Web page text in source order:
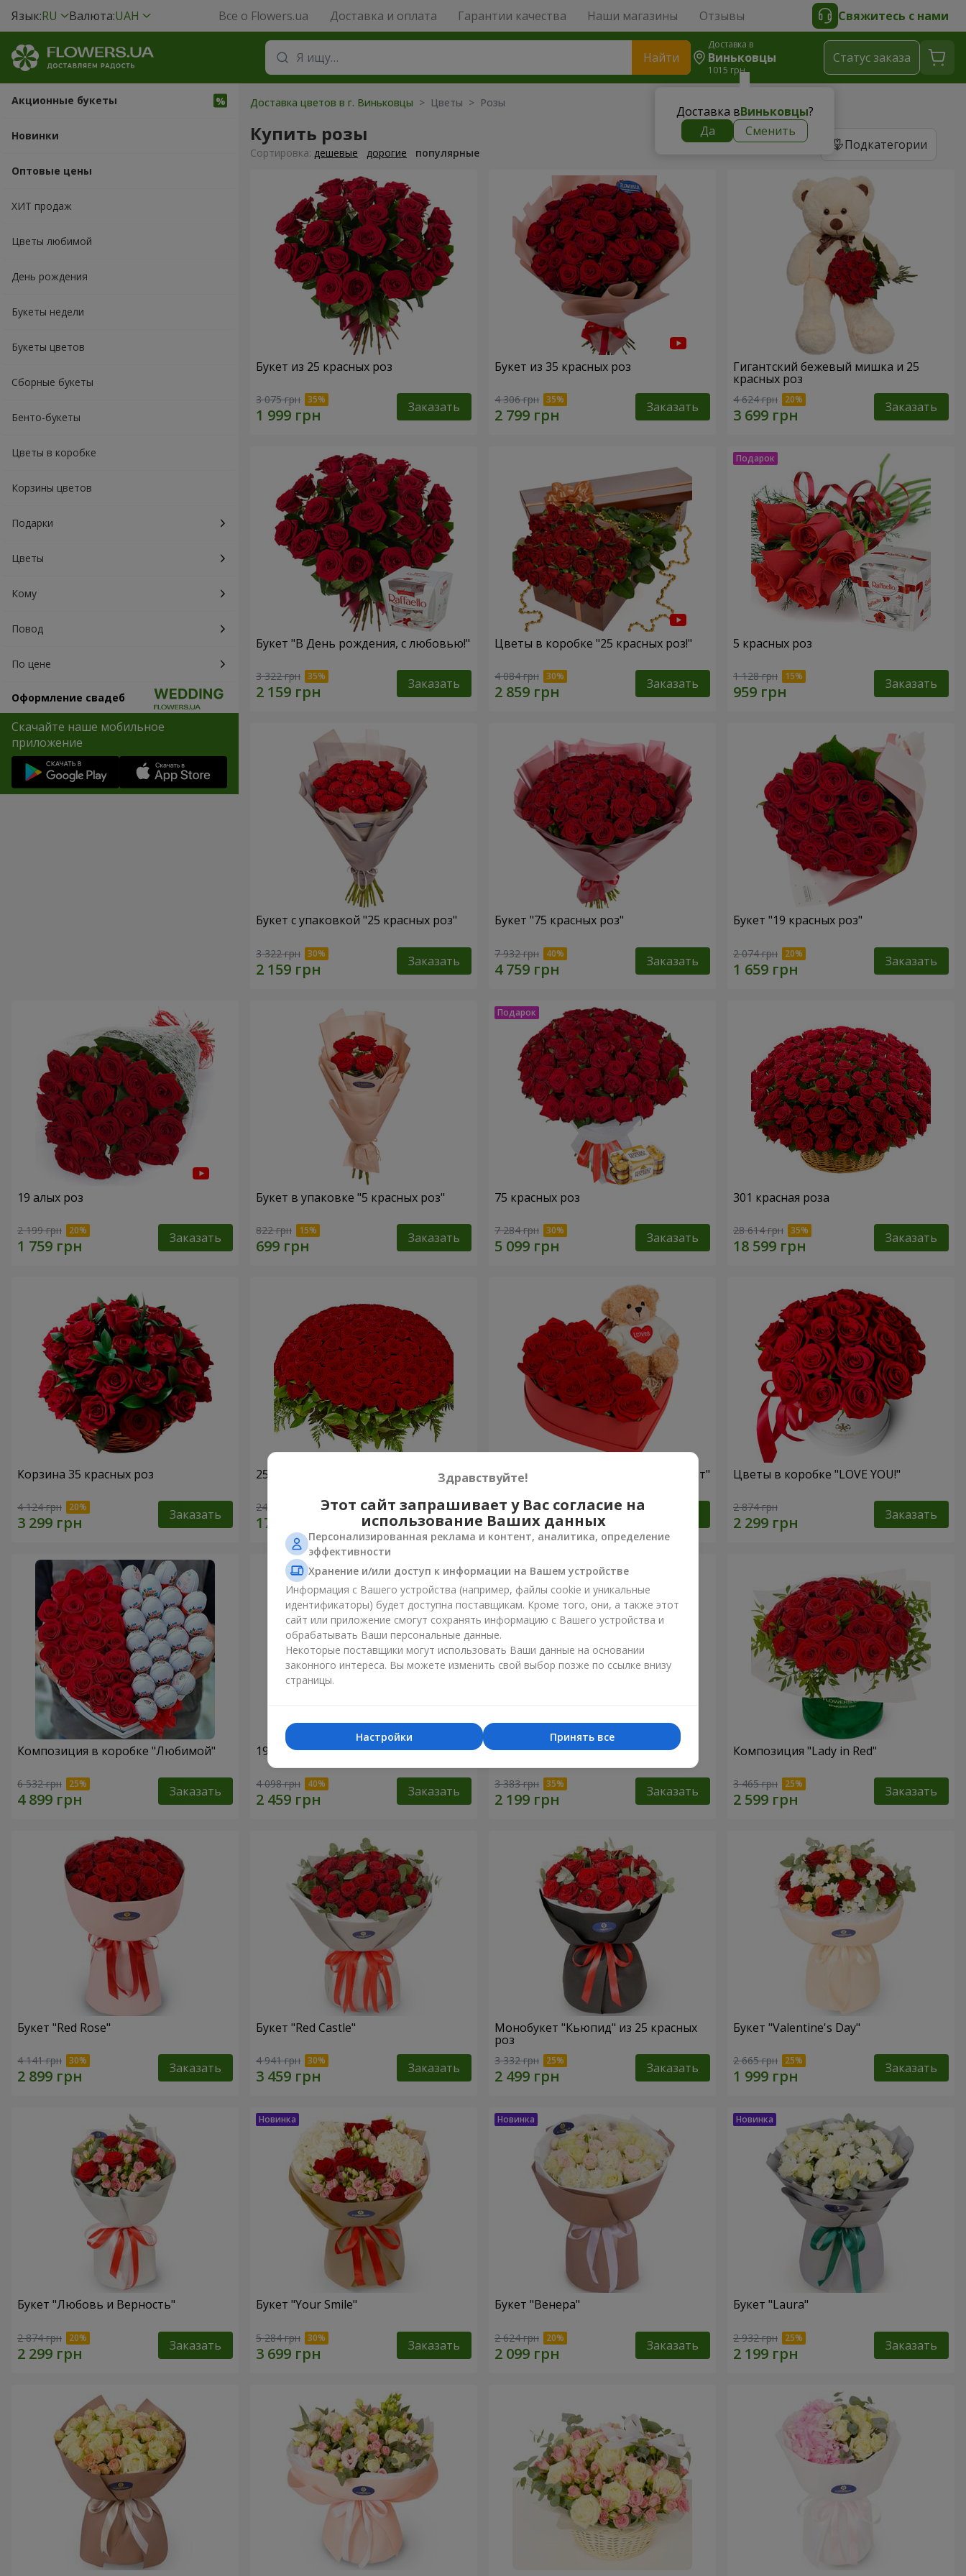
Язык:RU Валюта:UAH Все о Flowers.ua Доставка и оплата Гарантии качества Наши магазины Отзывы Свяжитесь с нами
Найти
Доставка в
Виньковцы
1015 грн
Доставка вВиньковцы?
Да
Сменить
Cтатус заказа
Акционные букеты
Новинки
Оптовые цены
ХИТ продаж
Цветы любимой
День рождения
Букеты недели
Букеты цветов
Сборные букеты
Бенто-букеты
Цветы в коробке
Корзины цветов
Подарки
Цветы
Кому
Повод
По цене
Оформление свадеб
Скачайте наше мобильное
приложение
Доставка цветов в г. Виньковцы > Цветы > Розы
Купить розы Подкатегории
Cортировка: дешевые дорогие популярные
Букет из 25 красных роз
3 075 грн Заказать
Букет из 35 красных роз
4 306 грн Заказать
Гигантский бежевый мишка и 25
красных роз
4 624 грн Заказать
Букет "В День рождения, с любовью!"
3 322 грн Заказать
Цветы в коробке "25 красных роз!"
4 084 грн Заказать
5 красных роз
1 128 грн Заказать
Букет с упаковкой "25 красных роз"
3 322 грн Заказать
Букет "75 красных роз"
7 932 грн Заказать
Букет "19 красных роз"
2 074 грн Заказать
19 алых роз
2 199 грн Заказать
Букет в упаковке "5 красных роз"
822 грн Заказать
75 красных роз
7 284 грн Заказать
301 красная роза
28 614 грн Заказать
Корзина 35 красных роз
4 124 грн Заказать
251 красная роза
24 999 грн Заказать
Композиция "Трогательный презент"
2 399 грн
Цветы в коробке "LOVE YOU!"
2 874 грн Заказать
Композиция в коробке "Любимой"
6 532 грн Заказать
19 красных роз с Пандой
4 098 грн Заказать
19 красных роз с Мишкой
3 383 грн Заказать
Композиция "Lady in Red"
3 465 грн Заказать
Букет "Red Rose"
4 141 грн Заказать
Букет "Red Castle"
4 941 грн Заказать
Монобукет "Кьюпид" из 25 красных
роз
3 332 грн Заказать
Букет "Valentine's Day"
2 665 грн Заказать
Букет "Любовь и Верность"
2 874 грн Заказать
Букет "Your Smile"
5 284 грн Заказать
Букет "Венера"
2 624 грн Заказать
Букет "Laura"
2 932 грн Заказать
Здравствуйте!
Этот сайт запрашивает у Вас согласие на
использование Ваших данных
Персонализированная реклама и контент, аналитика, определение
эффективности
Хранение и/или доступ к информации на Вашем устройстве
Информация с Вашего устройства (например, файлы cookie и уникальные
идентификаторы) будет доступна поставщикам. Кроме того, они, а также этот
сайт или приложение смогут сохранять информацию с Вашего устройства и
обрабатывать Ваши персональные данные.
Некоторые поставщики могут использовать Ваши данные на основании
законного интереса. Вы можете изменить свой выбор позже по ссылке внизу
страницы.
Принять все
Настройки